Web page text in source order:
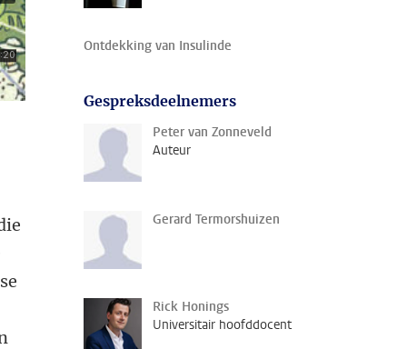
Ontdekking van Insulinde
Gespreksdeelnemers
Peter van Zonneveld
Auteur
Gerard Termorshuizen
Rick Honings
Universitair hoofddocent